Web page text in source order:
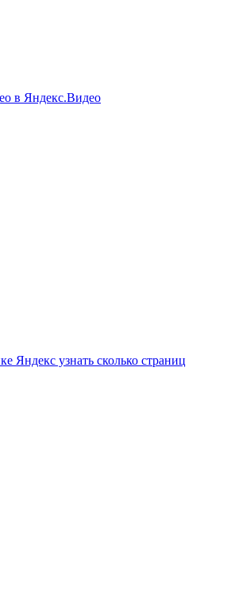
в Яндекс.Видео
Яндекс узнать сколько страниц